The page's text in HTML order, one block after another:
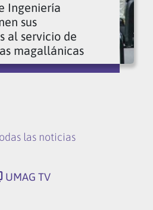
Ingeniería
sus
al servicio de
magallánicas
las noticias
UMAG TV